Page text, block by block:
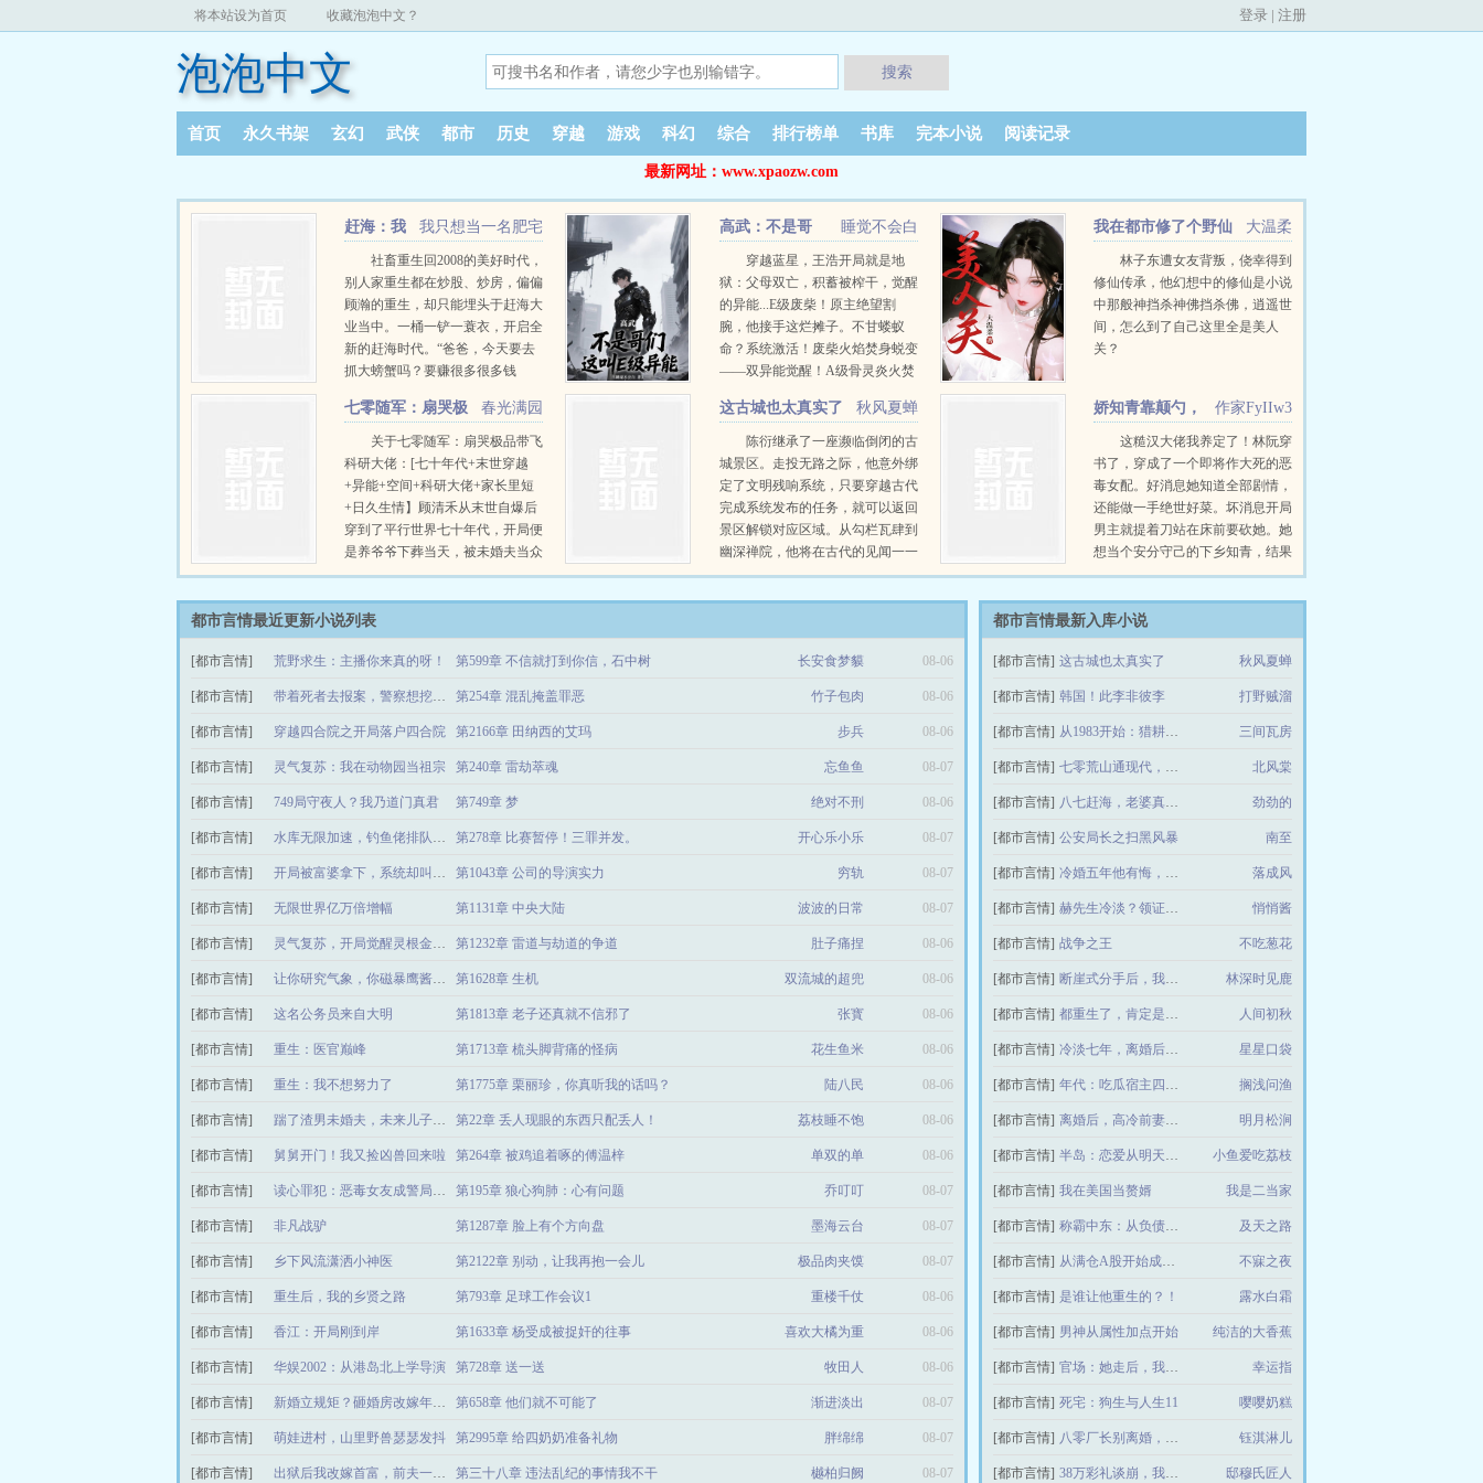
将本站设为首页 收藏泡泡中文？ 登录 | 注册
泡泡中文 搜索
首页 永久书架 玄幻 武侠 都市 历史 穿越 游戏 科幻 综合 排行榜单 书库 完本小说 阅读记录
最新网址：www.xpaozw.com
我只想当一名肥宅
赶海：我
靠赶海养娃
社畜重生回2008的美好时代，
别人家重生都在炒股、炒房，偏偏
顾瀚的重生，却只能埋头于赶海大
业当中。一桶一铲一蓑衣，开启全
新的赶海时代。“爸爸，今天要去
抓大螃蟹吗？要赚很多很多钱
睡觉不会白
高武：不是哥
们，这叫E级异能？
穿越蓝星，王浩开局就是地
狱：父母双亡，积蓄被榨干，觉醒
的异能...E级废柴！原主绝望割
腕，他接手这烂摊子。不甘蝼蚁
命？系统激活！废柴火焰焚身蜕变
——双异能觉醒！A级骨灵炎火焚
起点！王浩发现：杀敌就能掠夺异
能点！消耗异能点——等级飙升！
技能圆满！最逆天的是...连那傲视
的A级、C级异能，也能无限加点
升级！S级？SSS级？皆在脚下！
当曾经轻蔑他的绿茶、所谓天才、
恐怖魔兽
大温柔
我在都市修了个野仙
林子东遭女友背叛，侥幸得到
修仙传承，他幻想中的修仙是小说
中那般神挡杀神佛挡杀佛，逍遥世
间，怎么到了自己这里全是美人
关？
春光满园
七零随军：扇哭极
品带飞科研大佬
关于七零随军：扇哭极品带飞
科研大佬：[七十年代+末世穿越
+异能+空间+科研大佬+家长里短
+日久生情】顾清禾从末世自爆后
穿到了平行世界七十年代，开局便
是养爷爷下葬当天，被未婚夫当众
退婚的大型社死现场。未婚夫一脸
婚我退定了。”顾清禾表示是可忍
孰不可忍：“就你这德性，姑奶奶
忍不了一点，谁不退谁是狗；今日
们高攀不起。”那找上门的所谓‘亲
生父母’
秋风夏蝉
这古城也太真实了
陈衍继承了一座濒临倒闭的古
城景区。走投无路之际，他意外绑
定了文明残响系统，只要穿越古代
完成系统发布的任务，就可以返回
景区解锁对应区域。从勾栏瓦肆到
幽深禅院，他将在古代的见闻一一
复刻进自家景区。却不想随着古城
多
作家FyIIw3
娇知青靠颠勺，
反向养落魄大佬
这糙汉大佬我养定了！林阮穿
书了，穿成了一个即将作大死的恶
毒女配。好消息她知道全部剧情，
还能做一手绝世好菜。坏消息开局
男主就提着刀站在床前要砍她。她
想当个安分守己的下乡知青，结果
被男主那188的身高和古铜色胸肌
她软糯递上姜汤，贺擎野满脸戒
备。结果：他一口干了，耳根红
透。第二天，她送玉米饼。她强行
果：他吃得干干净净，还想再来一
个。第三天，她
都市言情最近更新小说列表
[都市言情] 荒野求生：主播你来真的呀！ 第599章 不信就打到你信，石中树 长安食梦貘 08-06
[都市言情] 带着死者去报案，警察想挖我墙角 第254章 混乱掩盖罪恶 竹子包肉 08-06
[都市言情] 穿越四合院之开局落户四合院 第2166章 田纳西的艾玛 步兵 08-06
[都市言情] 灵气复苏：我在动物园当祖宗 第240章 雷劫萃魂 忘鱼鱼 08-07
[都市言情] 749局守夜人？我乃道门真君 第749章 梦 绝对不刑 08-06
[都市言情] 水库无限加速，钓鱼佬排队爆竿！ 第278章 比赛暂停！三罪并发。 开心乐小乐 08-07
[都市言情] 开局被富婆拿下，系统却叫着加油 第1043章 公司的导演实力 穷轨 08-07
[都市言情] 无限世界亿万倍增幅 第1131章 中央大陆 波波的日常 08-07
[都市言情] 灵气复苏，开局觉醒灵根金神小火 第1232章 雷道与劫道的争道 肚子痛捏 08-06
[都市言情] 让你研究气象，你磁暴鹰酱舰队？ 第1628章 生机 双流城的超兜 08-06
[都市言情] 这名公务员来自大明 第1813章 老子还真就不信邪了 张寳 08-06
[都市言情] 重生：医官巅峰 第1713章 梳头脚背痛的怪病 花生鱼米 08-06
[都市言情] 重生：我不想努力了 第1775章 栗丽珍，你真听我的话吗？ 陆八民 08-06
[都市言情] 踹了渣男未婚夫，未来儿子带我改嫁豪门 第22章 丢人现眼的东西只配丢人！ 荔枝睡不饱 08-06
[都市言情] 舅舅开门！我又捡凶兽回来啦 第264章 被鸡追着啄的傅温梓 单双的单 08-06
[都市言情] 读心罪犯：恶毒女友成警局团宠 第195章 狼心狗肺：心有问题 乔叮叮 08-07
[都市言情] 非凡战驴 第1287章 脸上有个方向盘 墨海云台 08-07
[都市言情] 乡下风流潇洒小神医 第2122章 别动，让我再抱一会儿 极品肉夹馍 08-07
[都市言情] 重生后，我的乡贤之路 第793章 足球工作会议1 重楼千仗 08-06
[都市言情] 香江：开局刚到岸 第1633章 杨受成被捉奸的往事 喜欢大橘为重 08-06
[都市言情] 华娱2002：从港岛北上学导演 第728章 送一送 牧田人 08-06
[都市言情] 新婚立规矩？砸婚房改嫁年代大佬 第658章 他们就不可能了 渐进淡出 08-07
[都市言情] 萌娃进村，山里野兽瑟瑟发抖 第2995章 给四奶奶准备礼物 胖绵绵 08-07
[都市言情] 出狱后我改嫁首富，前夫一夜白头 第三十八章 违法乱纪的事情我不干 樾柏归阙 08-07
都市言情最新入库小说
[都市言情] 这古城也太真实了 秋风夏蝉
[都市言情] 韩国！此李非彼李 打野贼溜
[都市言情] 从1983开始：猎耕西南 三间瓦房
[都市言情] 七零荒山通现代，物资哐哐往家搬 北风棠
[都市言情] 八七赶海，老婆真是港岛大小姐 劲劲的
[都市言情] 公安局长之扫黑风暴 南至
[都市言情] 冷婚五年他有悔，但她决定去父留子了 落成风
[都市言情] 赫先生冷淡？领证当晚又亲又哄 悄悄酱
[都市言情] 战争之王 不吃葱花
[都市言情] 断崖式分手后，我改嫁你急什么 林深时见鹿
[都市言情] 都重生了，肯定是拼命搞钱啊 人间初秋
[都市言情] 冷淡七年，离婚后被顶级大佬追着宠 星星口袋
[都市言情] 年代：吃瓜宿主四岁半 搁浅问渔
[都市言情] 离婚后，高冷前妻日日求我复合 明月松涧
[都市言情] 半岛：恋爱从明天开始 小鱼爱吃荔枝
[都市言情] 我在美国当赘婿 我是二当家
[都市言情] 称霸中东：从负债石油大亨开始 及天之路
[都市言情] 从满仓A股开始成为抄底之王 不寐之夜
[都市言情] 是谁让他重生的？！ 露水白霜
[都市言情] 男神从属性加点开始 纯洁的大香蕉
[都市言情] 官场：她走后，我青云直上！ 幸运指
[都市言情] 死宅：狗生与人生11 嘤嘤奶糕
[都市言情] 八零厂长别离婚，星际媳妇带你飞 钰淇淋儿
[都市言情] 38万彩礼谈崩，我拒婚逆袭 邸穆氏匠人